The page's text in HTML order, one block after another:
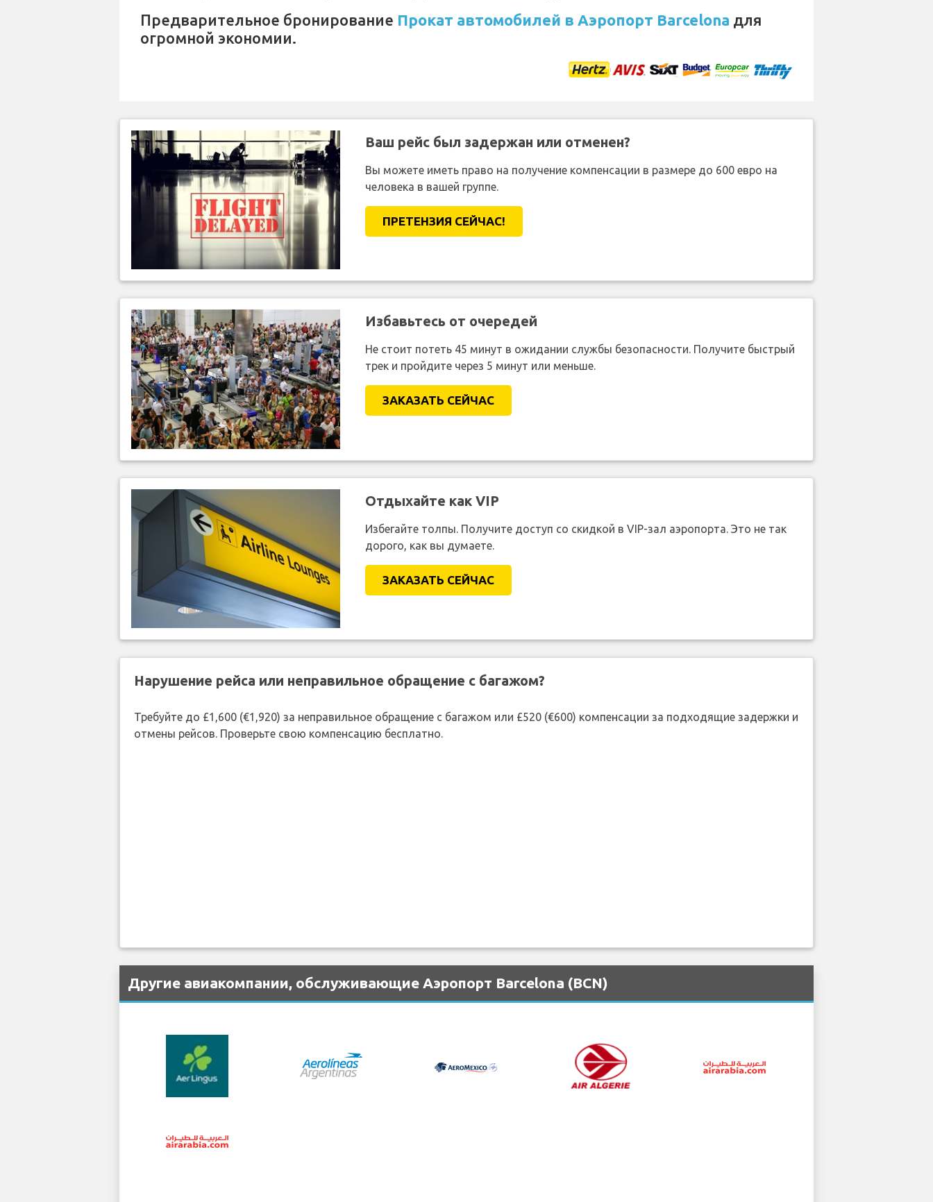
Предварительное бронирование Прокат автомобилей в Аэропорт Barcelona для
огромной экономии.
Ваш рейс был задержан или отменен?
Вы можете иметь право на получение компенсации в размере до 600 евро на
человека в вашей группе.
ПРЕТЕНЗИЯ CЕЙЧАС!
Избавьтесь от очередей
Не стоит потеть 45 минут в ожидании службы безопасности. Получите быстрый
трек и пройдите через 5 минут или меньше.
ЗАКАЗАТЬ СЕЙЧАС
Отдыхайте как VIP
Избегайте толпы. Получите доступ со скидкой в VIP-зал аэропорта. Это не так
дорого, как вы думаете.
ЗАКАЗАТЬ СЕЙЧАС
Нарушение рейса или неправильное обращение с багажом?
Требуйте до £1,600 (€1,920) за неправильное обращение с багажом или £520 (€600) компенсации за подходящие задержки и
отмены рейсов. Проверьте свою компенсацию бесплатно.
Другие авиакомпании, обслуживающие Аэропорт Barcelona (BCN)